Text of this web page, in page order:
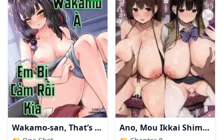
Wakamo-san, That’s A Cold Ano, Mou Ikkai Shimasen Ka...?